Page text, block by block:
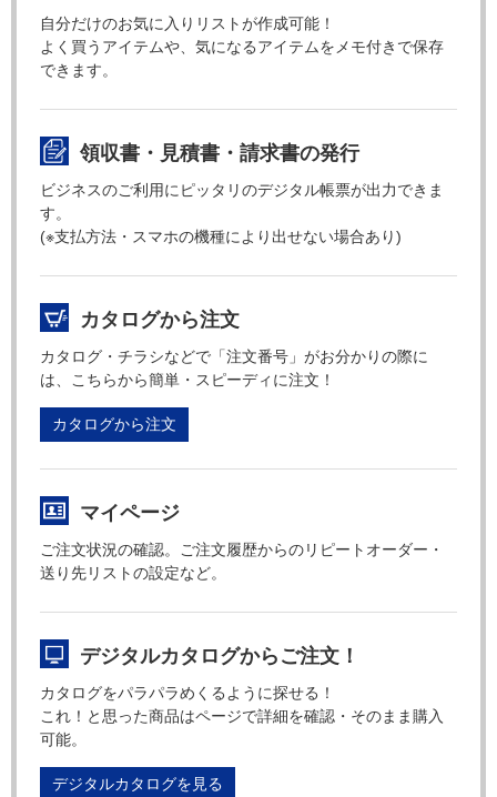
自分だけのお気に入りリストが作成可能！
よく買うアイテムや、気になるアイテムをメモ付きで保存
できます。
領収書・見積書・請求書の発行
ビジネスのご利用にピッタリのデジタル帳票が出力できま
す。
(※支払方法・スマホの機種により出せない場合あり)
カタログから注文
カタログ・チラシなどで「注文番号」がお分かりの際に
は、こちらから簡単・スピーディに注文！
カタログから注文
マイページ
ご注文状況の確認。ご注文履歴からのリピートオーダー・
送り先リストの設定など。
デジタルカタログからご注文！
カタログをパラパラめくるように探せる！
これ！と思った商品はページで詳細を確認・そのまま購入
可能。
デジタルカタログを見る